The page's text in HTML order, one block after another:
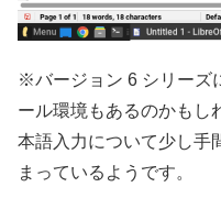
※バージョン 6 シリーズ
ール環境もあるのかもし
本語入力について少し手
まっているようです。